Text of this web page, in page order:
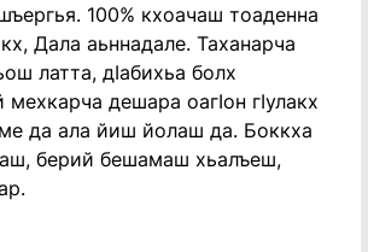
100% кхоачаш тоаденна
Дала аьннадале. Таханарча
латта, дӀабихьа болх
дешара оагӀон гӀулакх
да ала йиш йолаш да. Боккха
берий бешамаш хьалъеш,